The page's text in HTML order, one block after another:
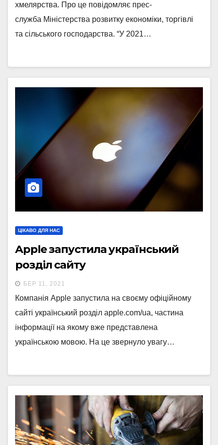
хмелярства. Про це повідомляє прес-
служба Міністерства розвитку економіки, торгівлі
та сільського господарства. “У 2021…
ЦІКАВО ДЛЯ НАС
Apple запустила український
розділ сайту
БЕР 11, 2021
Компанія Apple запустила на своєму офіційному
сайті український розділ apple.com/ua, частина
інформації на якому вже представлена
українською мовою. На це звернуло увагу…